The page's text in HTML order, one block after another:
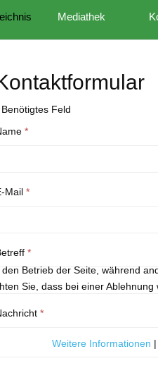
Mediathek
Feld
*
Mail*
*
*
Betrieb der Seite, während
Sie, dass bei einer
Weitere Informationen |